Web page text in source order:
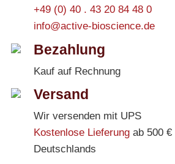
+49 (0) 40 . 43 20 84 48 0
info@active-bioscience.de
Bezahlung
Kauf auf Rechnung
Versand
Wir versenden mit UPS
Kostenlose Lieferungab 500 €
Deutschlands